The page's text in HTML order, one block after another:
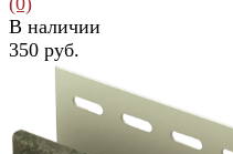
В наличии
350 руб.